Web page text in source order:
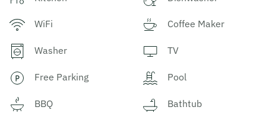
WiFi Coffee Maker
Washer TV
Free Parking Pool
BBQ Bathtub